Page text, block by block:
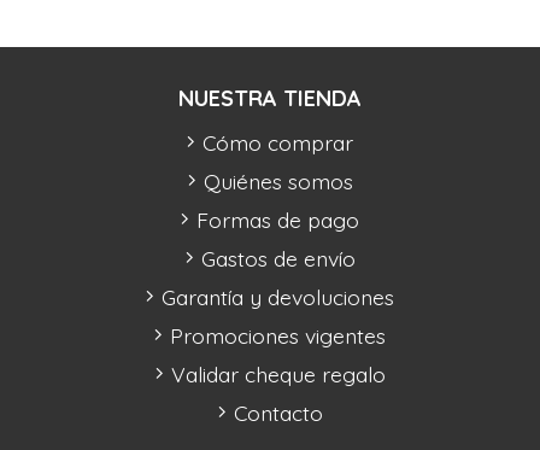
NUESTRA TIENDA
Cómo comprar
Quiénes somos
Formas de pago
Gastos de envío
Garantía y devoluciones
Promociones vigentes
Validar cheque regalo
Contacto